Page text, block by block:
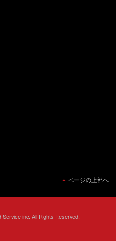
ページの上部へ
inc. All Rights Reserved.